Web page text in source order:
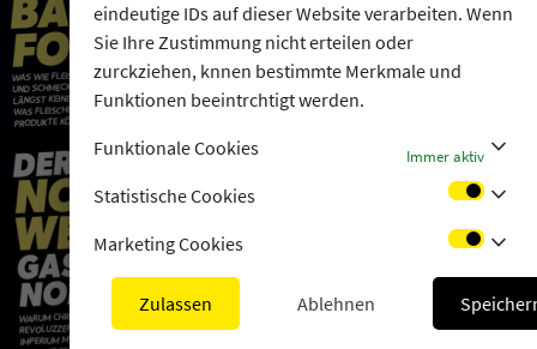
eindeutige IDs auf dieser Website verarbeiten. Wenn
Sie Ihre Zustimmung nicht erteilen oder
zurckziehen, knnen bestimmte Merkmale und
Funktionen beeintrchtigt werden.
Funktionale Cookies
Immer aktiv stat_minus_1
Statistische Cookies stat_minus_1
Marketing Cookies stat_minus_1
Zulassen Ablehnen